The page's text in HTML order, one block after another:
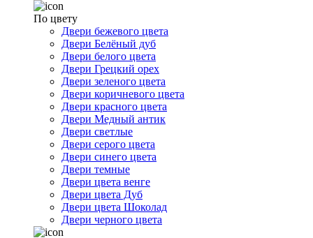
По цвету
Двери бежевого цвета
Двери Белёный дуб
Двери белого цвета
Двери Грецкий орех
Двери зеленого цвета
Двери коричневого цвета
Двери красного цвета
Двери Медный антик
Двери светлые
Двери серого цвета
Двери синего цвета
Двери темные
Двери цвета венге
Двери цвета Дуб
Двери цвета Шоколад
Двери черного цвета